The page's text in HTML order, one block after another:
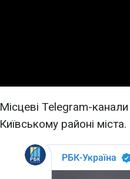
Місцеві Telegram-
Київському районі міста.